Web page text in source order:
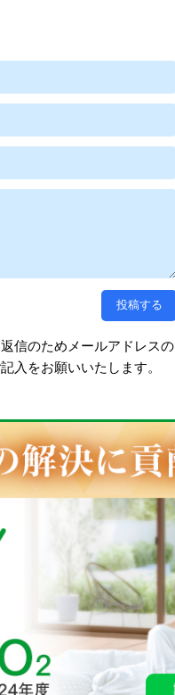
信のためメールアドレスの
入をお願いいたします。